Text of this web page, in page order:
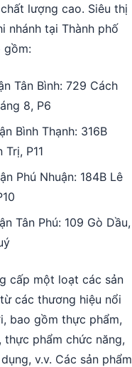
lượng cao. Siêu thị
nhánh tại Thành phố
gồm:
Tân Bình: 729 Cách
8, P6
Bình Thạnh: 316B
Trị, P11
Phú Nhuận: 184B Lê
Tân Phú: 109 Gò Dầu,
cấp một loạt các sản
các thương hiệu nổi
bao gồm thực phẩm,
phẩm chức năng,
v.v. Các sản phẩm